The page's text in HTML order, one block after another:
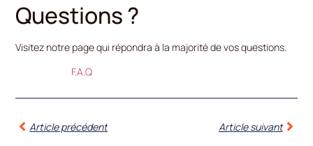
Questions ?
Visitez notre page qui répondra à la majorité de vos questions.
F.A.Q
Article précédent Article suivant